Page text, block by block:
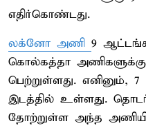
எதிர்கொண்டது.
லக்னோ அணி 9
கொல்கத்தா அணிகளுக்கு
பெற்றுள்ளது. எனினும்,
இடத்தில் உள்ளது.
தோற்றுள்ள அந்த